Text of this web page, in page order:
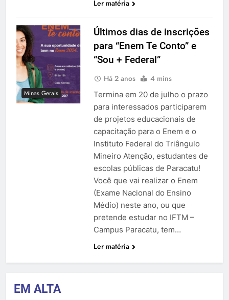
Ler matéria
Minas Gerais
Últimos dias de inscrições
para “Enem Te Conto” e
“Sou + Federal”
Há 2 anos 4 mins
Termina em 20 de julho o prazo
para interessados participarem
de projetos educacionais de
capacitação para o Enem e o
Instituto Federal do Triângulo
Mineiro Atenção, estudantes de
escolas públicas de Paracatu!
Você que vai realizar o Enem
(Exame Nacional do Ensino
Médio) neste ano, ou que
pretende estudar no IFTM –
Campus Paracatu, tem…
Ler matéria
EM ALTA